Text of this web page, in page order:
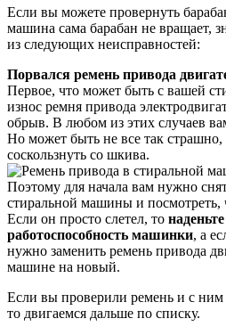
Если вы можете провернуть
машина сама барабан не вращает,
из следующих неисправностей:
Порвался ремень привода
Первое, что может быть с вашей
износ ремня привода
обрыв. В любом из этих случаев
Но может быть не все так страшно,
соскользнуть со шкива.
Поэтому для начала вам нужно
стиральной машины и посмотреть,
Если он просто слетел, то
работоспособность машинки, а
нужно заменить ремень привода
машине на новый.
Если вы проверили ремень и с ним
то двигаемся дальше по списку.